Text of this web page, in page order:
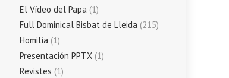
El Vídeo del Papa (1)
Full Dominical Bisbat de Lleida (215)
Homilía (1)
Presentación PPTX (1)
Revistes (1)